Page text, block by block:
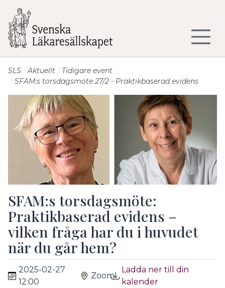
SLS Aktuellt
Tidigare event
SFAM:s torsdagsmöte 27/2 - Praktikbaserad evidens
SFAM:s torsdagsmöte:
Praktikbaserad evidens –
vilken fråga har du i huvudet
när du går hem?
2025-02-27
12:00
Zoom
Ladda ner till din
kalender